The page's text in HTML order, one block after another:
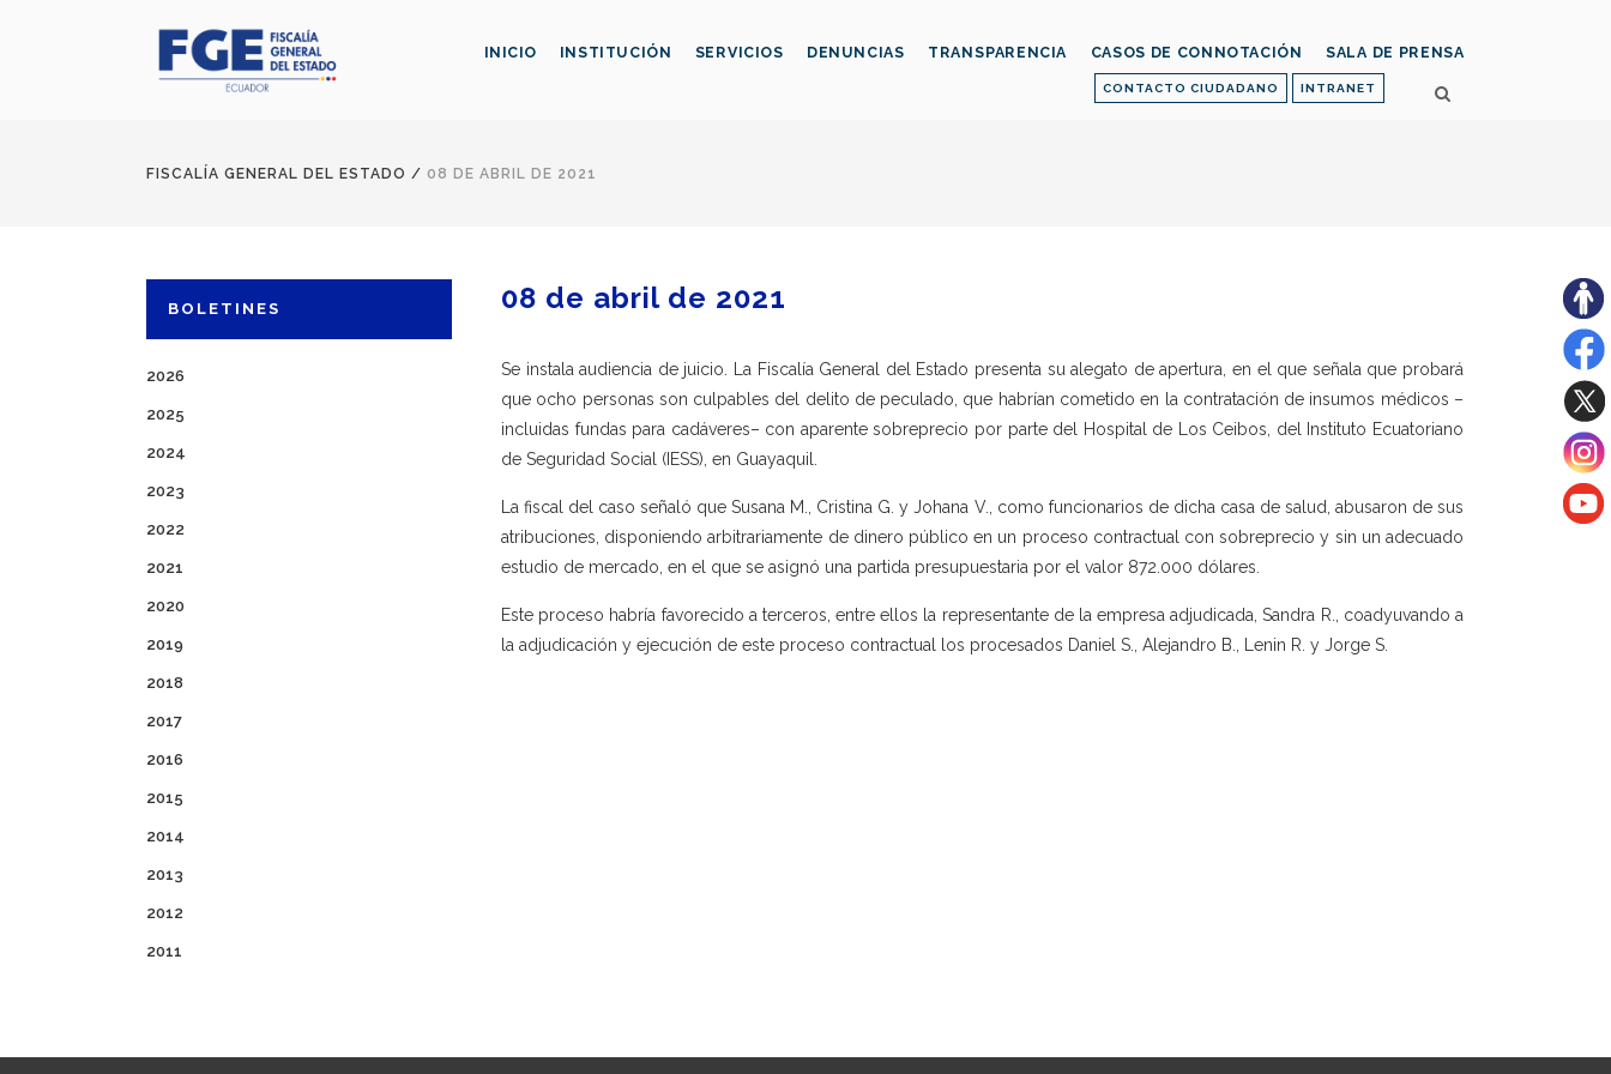
CONTACTO CIUDADANO INTRANET
INICIO INSTITUCIÓN SERVICIOS DENUNCIAS TRANSPARENCIA CASOS DE CONNOTACIÓN SALA DE PRENSA
FISCALÍA GENERAL DEL ESTADO / 08 DE ABRIL DE 2021
BOLETINES
2026
2025
2024
2023
2022
2021
2020
2019
2018
2017
2016
2015
2014
2013
2012
2011
08 de abril de 2021
Se instala audiencia de juicio. La Fiscalía General del Estado presenta su alegato de apertura, en el que señala que probará
que ocho personas son culpables del delito de peculado, que habrían cometido en la contratación de insumos médicos –
incluidas fundas para cadáveres– con aparente sobreprecio por parte del Hospital de Los Ceibos, del Instituto Ecuatoriano
de Seguridad Social (IESS), en Guayaquil.
La fiscal del caso señaló que Susana M., Cristina G. y Johana V., como funcionarios de dicha casa de salud, abusaron de sus
atribuciones, disponiendo arbitrariamente de dinero público en un proceso contractual con sobreprecio y sin un adecuado
estudio de mercado, en el que se asignó una partida presupuestaria por el valor 872.000 dólares.
Este proceso habría favorecido a terceros, entre ellos la representante de la empresa adjudicada, Sandra R., coadyuvando a
la adjudicación y ejecución de este proceso contractual los procesados Daniel S., Alejandro B., Lenin R. y Jorge S.